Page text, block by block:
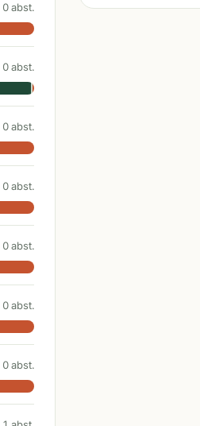
0abst.
0abst.
0abst.
0abst.
0abst.
0abst.
0abst.